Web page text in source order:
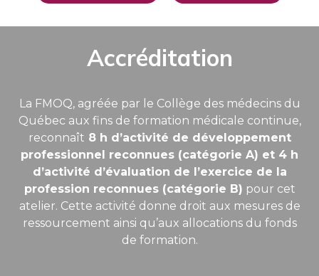
Accréditation
La FMOQ, agréée par le Collège des médecins du
Québec aux fins de formation médicale continue,
reconnaît 8 h d’activité de développement
professionnel reconnues (catégorie A) et 4 h
d’activité d’évaluation de l’exercice de la
profession reconnues (catégorie B) pour cet
atelier. Cette activité donne droit aux mesures de
ressourcement ainsi qu’aux allocations du fonds
de formation.